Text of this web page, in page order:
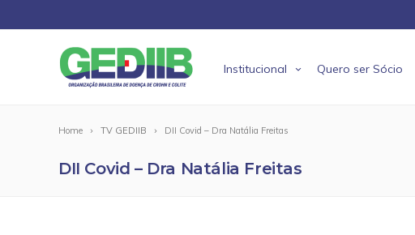
Institucional Quero ser Sócio
Home TV GEDIIB DII Covid – Dra Natália Freitas
DII Covid – Dra Natália Freitas